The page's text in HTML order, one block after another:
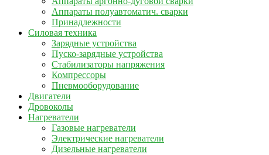
Аппараты полуавтоматич. сварки
Принадлежности
Силовая техника
Зарядные устройства
Пуско-зарядные устройства
Стабилизаторы напряжения
Компрессоры
Пневмооборудование
Двигатели
Дровоколы
Нагреватели
Газовые нагреватели
Электрические нагреватели
Дизельные нагреватели